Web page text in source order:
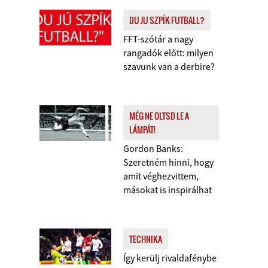
DU JU SZPÍK FUTBALL?
FFT-szótár a nagy
rangadók előtt: milyen
szavunk van a derbire?
MÉG NE OLTSD LE A
LÁMPÁT!
Gordon Banks:
Szeretném hinni, hogy
amit véghezvittem,
másokat is inspirálhat
TECHNIKA
Így kerülj rivaldafénybe